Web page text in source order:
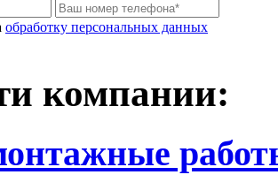
обработку персональных данных
компании: